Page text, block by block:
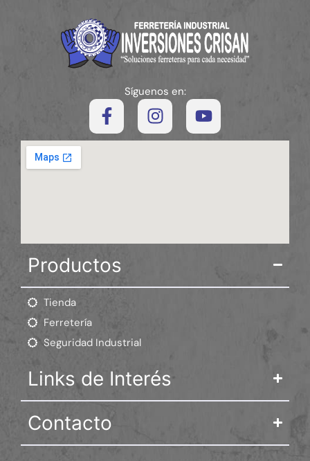
Síguenos en:
Productos
Tienda
Ferretería
Seguridad Industrial
Links de Interés
Contacto